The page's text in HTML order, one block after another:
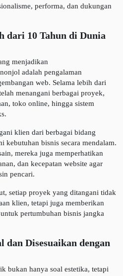
performa, dan dukungan
dari 10 Tahun di Dunia
menjadikan
adalah pengalaman
web. Selama lebih dari
menangani berbagai proyek,
toko online, hingga sistem
klien dari berbagai bidang
kebutuhan bisnis secara mendalam.
mereka juga memperhatikan
dan kecepatan website agar
pencari.
setiap proyek yang ditangani tidak
klien, tetapi juga memberikan
pertumbuhan bisnis jangka
dan Disesuaikan dengan
bukan hanya soal estetika, tetapi